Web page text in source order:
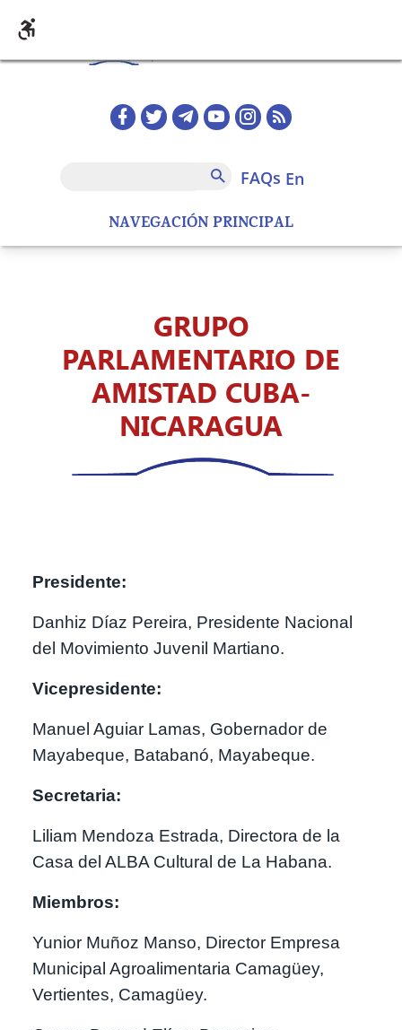
NAVEGACIÓN PRINCIPAL
Redes sociales home
FAQs
FAQs en
GRUPO
PARLAMENTARIO DE
AMISTAD CUBA-
NICARAGUA
Presidente:
Danhiz Díaz Pereira, Presidente Nacional
del Movimiento Juvenil Martiano.
Vicepresidente:
Manuel Aguiar Lamas, Gobernador de
Mayabeque, Batabanó, Mayabeque.
Secretaria:
Liliam Mendoza Estrada, Directora de la
Casa del ALBA Cultural de La Habana.
Miembros:
Yunior Muñoz Manso, Director Empresa
Municipal Agroalimentaria Camagüey,
Vertientes, Camagüey.